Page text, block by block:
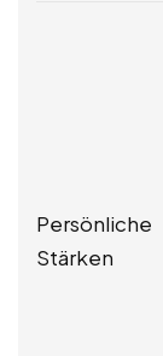
Persönliche
Stärken